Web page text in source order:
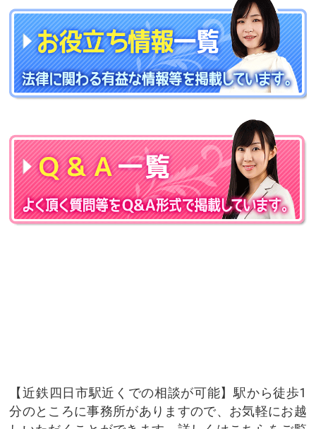
近鉄四日市駅近くでの相談が可能
駅から徒歩1
分のところに事務所がありますので、お気軽にお越